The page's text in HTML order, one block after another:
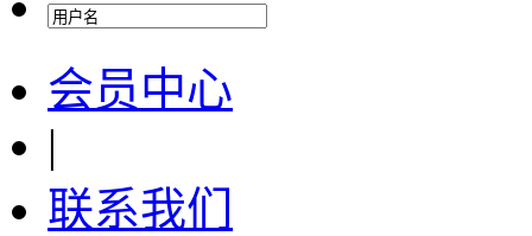
会员中心
|
联系我们